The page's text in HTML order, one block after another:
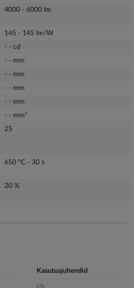
4000 - 6000 lm
145 - 145 lm/W
- - cd
- - mm
- - mm
- - mm
- - mm
- - mm²
25
650 °C - 30 s
20 %
Kasutusjuhendid